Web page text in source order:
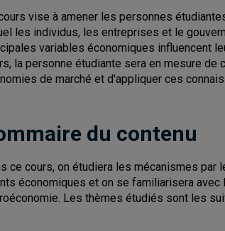
vise à amener les personnes
les individus, les entreprises et le
variables économiques influencent
la personne étudiante sera en mesure
de marché et d'appliquer ces
du contenu
ce cours, on étudiera les mécanismes
économiques et on se familiarisera
Les thèmes étudiés sont les